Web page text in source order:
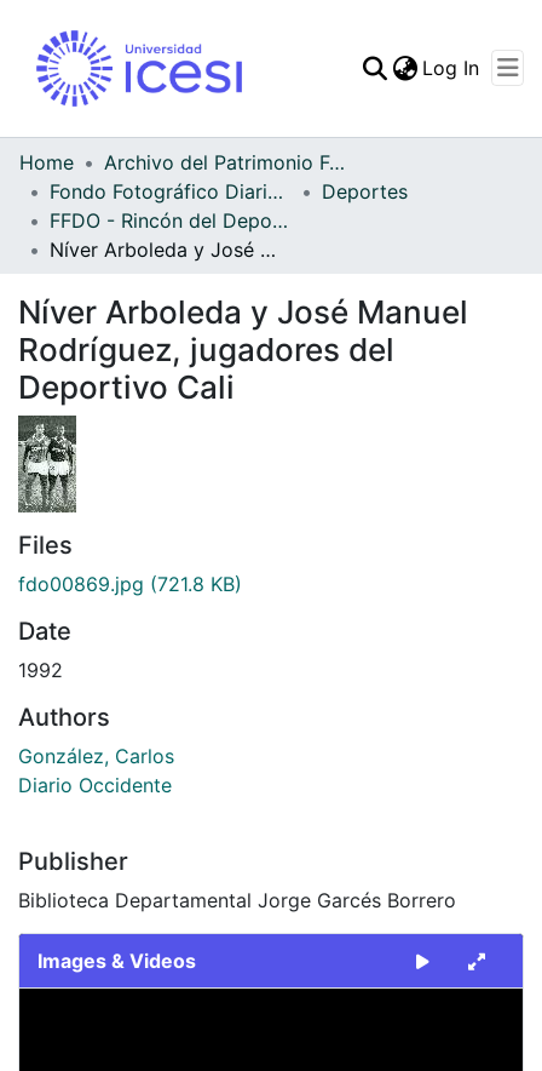
Statistics
Log In
Home
Archivo del Patrimonio Fotográfico y Fílmico del Valle del Cauca
Fondo Fotográfico Diario Occidente
Deportes
FFDO - Rincón del Deportivo Cali - Patrimonial
Níver Arboleda y José Manuel Rodríguez, jugadores del Deportivo Cali
Níver Arboleda y José Manuel
Rodríguez, jugadores del
Deportivo Cali
Files
fdo00869.jpg (721.8 KB)
Date
1992
Authors
González, Carlos
Diario Occidente
Publisher
Biblioteca Departamental Jorge Garcés Borrero
Images & Videos